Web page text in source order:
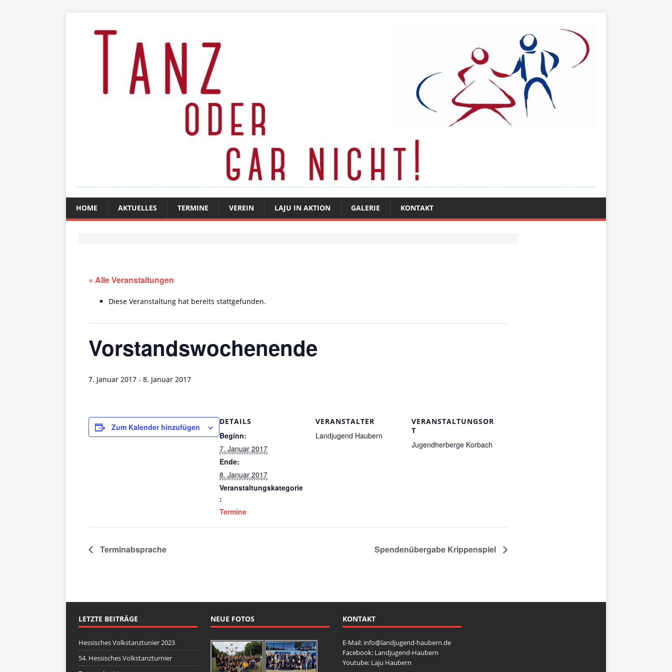
HOME AKTUELLES TERMINE VEREIN LAJU IN AKTION GALERIE KONTAKT
« Alle Veranstaltungen
Diese Veranstaltung hat bereits stattgefunden.
Vorstandswochenende
7. Januar 2017 - 8. Januar 2017
Zum Kalender hinzufügen
DETAILS
Beginn:
7. Januar 2017
Ende:
8. Januar 2017
Veranstaltungskategorie
:
Termine
VERANSTALTER
Landjugend Haubern
VERANSTALTUNGSOR
T
Jugendherberge Korbach
Terminabsprache Spendenübergabe Krippenspiel
LETZTE BEITRÄGE
Hessisches Volkstanztunier 2023
54. Hessisches Volkstanzturnier
NEUE FOTOS KONTAKT
E-Mail: info@landjugend-haubern.de
Facebook: Landjugend-Haubern
Youtube: Laju Haubern